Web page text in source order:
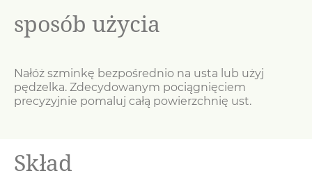
sposób użycia
Nałóż szminkę bezpośrednio na usta lub użyj
pędzelka. Zdecydowanym pociągnięciem
precyzyjnie pomaluj całą powierzchnię ust.
Skład